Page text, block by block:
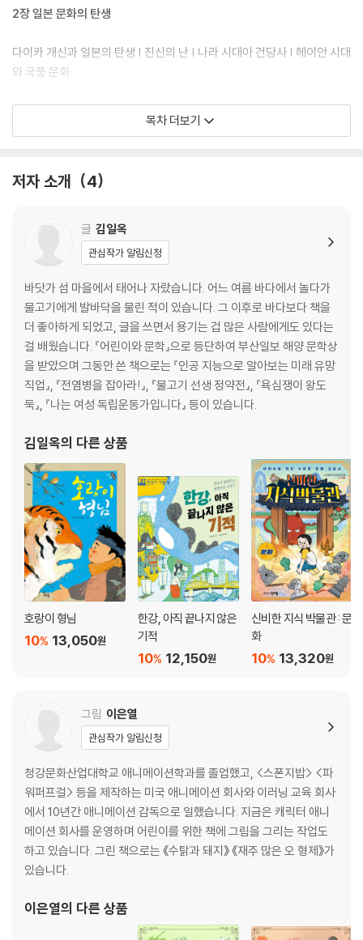
2장 일본 문화의 탄생
다이카 개신과 일본의 탄생 | 진신의 난 | 나라 시대아 건당사 | 헤이안 시대
와 국풍 문화
3장 무사 정권 시대
에도 막부의 새로운 통치 방법 | 도시의 발달과 조닌 문화 | 외국과의 교류
로 발전한 학문
5장 명
명을 세운 주원장 | 영락제와 정화의 대항해 | 중앙 권력의 비대와 신사층
의 성장 | 명의 경제와 양명학 | 명 말기의 혼란
6장 청
누르하치의 후금 건국 | 홍타이지의 청 건국 | 강희제의 시대 | 옹정제의 개
혁 정치 | 건륭제의 대통일 | 도시의 발전과 관둥 무역
목차 더보기
저자 소개 4
글 김일옥
관심작가 알림신청
바닷가 섬 마을에서 태어나 자랐습니다. 어느 여름 바다에서 놀다가
물고기에게 발바닥을 물린 적이 있습니다. 그 이후로 바다보다 책을
더 좋아하게 되었고, 글을 쓰면서 용기는 겁 많은 사람에게도 있다는
걸 배웠습니다. 『어린이와 문학』으로 등단하여 부산일보 해양 문학상
을 받았으며 그동안 쓴 책으로는 『인공 지능으로 알아보는 미래 유망
직업』, 『전염병을 잡아라!』, 『물고기 선생 정약전』, 『욕심쟁이 왕도
둑』, 『나는 여성 독립운동가입니다』 등이 있습니다.
김일옥의 다른 상품
호랑이 형님
13,050원
10%
한강, 아직 끝나지 않은
기적
12,150원
10%
신비한 지식 박물관 : 문
화
13,320원
10%
그림 이은열
관심작가 알림신청
청강문화산업대학교 애니메이션학과를 졸업했고, <스폰지밥> <파
워퍼프걸> 등을 제작하는 미국 애니메이션 회사와 이러닝 교육 회사
에서 10년간 애니메이션 감독으로 일했습니다. 지금은 캐릭터 애니
메이션 회사를 운영하며 어린이를 위한 책에 그림을 그리는 작업도
하고 있습니다. 그린 책으로는 《수탉과 돼지》 《재주 많은 오 형제》가
있습니다.
이은열의 다른 상품